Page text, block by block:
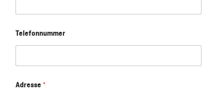
Telefonnummer
Adresse *